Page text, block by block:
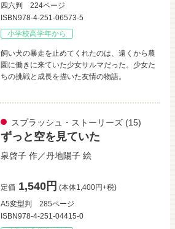
四六判
224ページ
ISBN978-4-251-06573-5
小学校高学年から
飼い犬の暴走を止めてくれたのは、遠くから農
園に働きに来ていた少女サルマだった。少女た
ちの挑戦と成長を描いた友情の物語。
スプラッシュ・ストーリーズ(15)
ずっと空を見ていた
泉啓子 作／丹地陽子 絵
定価 1,540円 (本体1,400円+税)
A5変型判
285ページ
ISBN978-4-251-04415-0